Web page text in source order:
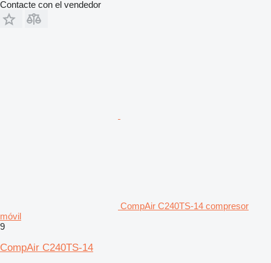
Contacte con el vendedor
CompAir C240TS-14 compresor
móvil
9
CompAir C240TS-14